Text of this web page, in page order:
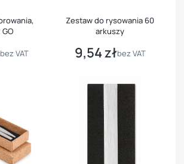
GO
bez VAT
Zestaw do rysowania 60
arkuszy
Cena
9,54 złbez VAT